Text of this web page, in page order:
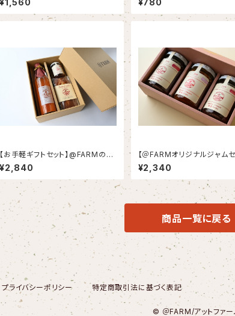
【お手軽ギフトセット】@FARMのい
ちごとトマトを堪能できるスペシャ
ルセット
¥2,840
【＠FARMオリジナルジャムセ
いちごジャムとトマトジャム
セット！
¥2,340
商品一覧に戻る
プライバシーポリシー 特定商取引法に基づく表記
© ＠FARM/アットファー